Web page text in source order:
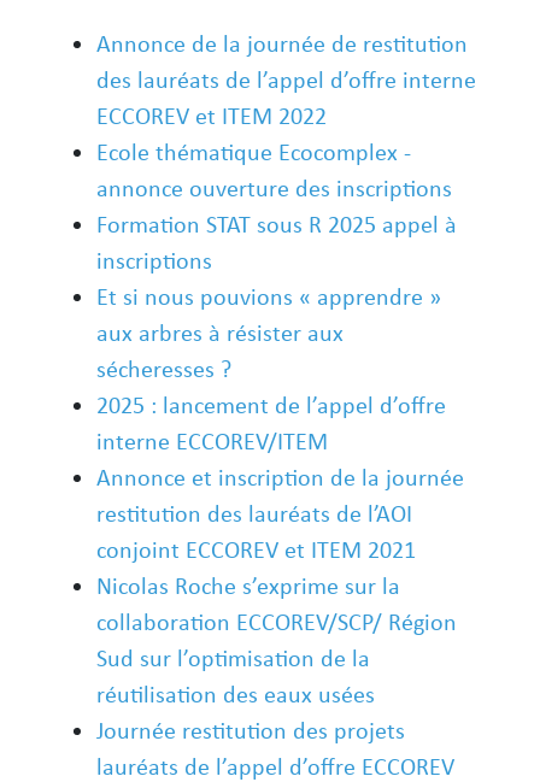
Annonce de la journée de restitution
des lauréats de l’appel d’offre interne
ECCOREV et ITEM 2022
Ecole thématique Ecocomplex -
annonce ouverture des inscriptions
Formation STAT sous R 2025 appel à
inscriptions
Et si nous pouvions « apprendre »
aux arbres à résister aux
sécheresses ?
2025 : lancement de l’appel d’offre
interne ECCOREV/ITEM
Annonce et inscription de la journée
restitution des lauréats de l’AOI
conjoint ECCOREV et ITEM 2021
Nicolas Roche s’exprime sur la
collaboration ECCOREV/SCP/ Région
Sud sur l’optimisation de la
réutilisation des eaux usées
Journée restitution des projets
lauréats de l’appel d’offre ECCOREV